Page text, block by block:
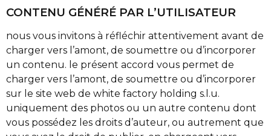
CONTENU GÉNÉRÉ PAR L’UTILISATEUR
nous vous invitons à réfléchir attentivement avant de
charger vers l’amont, de soumettre ou d’incorporer
un contenu. le présent accord vous permet de
charger vers l’amont, de soumettre ou d’incorporer
sur le site web de white factory holding s.l.u.
uniquement des photos ou un autre contenu dont
vous possédez les droits d’auteur, ou autrement que